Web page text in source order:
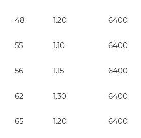
48 1.20 6400
55 1.10 6400
56 1.15 6400
62 1.30 6400
65 1.20 6400